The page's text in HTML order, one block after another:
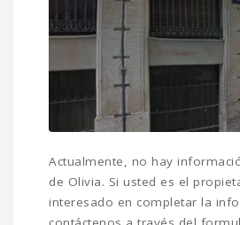
Actualmente, no hay
de Olivia. Si usted es el
interesado en completar la